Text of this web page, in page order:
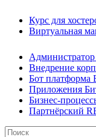
Курс для
Виртуальная
Администратор
Внедрение
Бот платформа
Приложения
Бизнес-
Партнёрский